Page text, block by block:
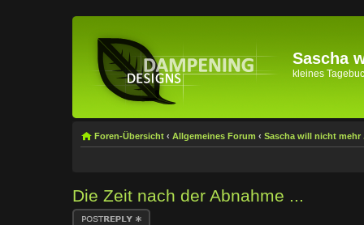
Sascha
kleines
Foren-Übersicht ‹ Allgemeines Forum ‹ Sascha will nicht mehr
Die Zeit nach der Abnahme ...
Antwort erstellen